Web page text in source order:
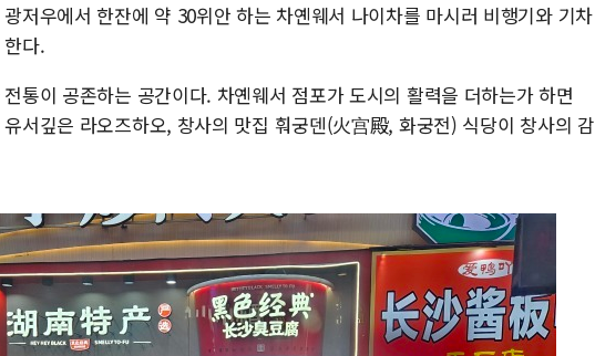
저우에서 한잔에 약 30위안 하는 차옌웨서 나이차를 마시러 비행기와 기차
다.
통이 공존하는 공간이다. 차옌웨서 점포가 도시의 활력을 더하는가 하면
서깊은 라오즈하오, 창사의 맛집 훠궁덴(火宫殿, 화궁전) 식당이 창사의 감